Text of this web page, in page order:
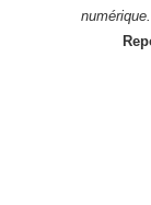
numérique.